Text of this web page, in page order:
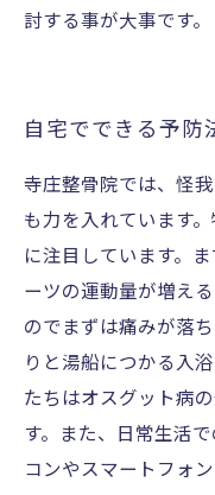
討する事が大事です。
自宅でできる予防
寺庄整骨院では、怪
も力を入れています
に注目しています。
ーツの運動量が増え
のでまずは痛みが落
りと湯船につかる入
たちはオスグット病
す。また、日常生活
コンやスマートフォ